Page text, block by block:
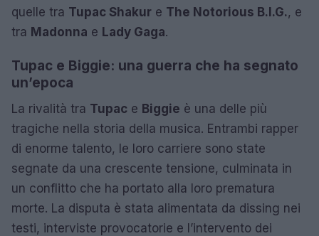
quelle tra Tupac Shakur e The Notorious B.I.G., e
tra Madonna e Lady Gaga.
Tupac e Biggie: una guerra che ha segnato
un’epoca
La rivalità tra Tupac e Biggie è una delle più
tragiche nella storia della musica. Entrambi rapper
di enorme talento, le loro carriere sono state
segnate da una crescente tensione, culminata in
un conflitto che ha portato alla loro prematura
morte. La disputa è stata alimentata da dissing nei
testi, interviste provocatorie e l’intervento dei